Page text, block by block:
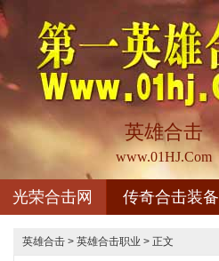
英雄合击
www.01HJ.Com
光荣合击网 传奇合击装备
英雄合击 > 英雄合击职业 > 正文